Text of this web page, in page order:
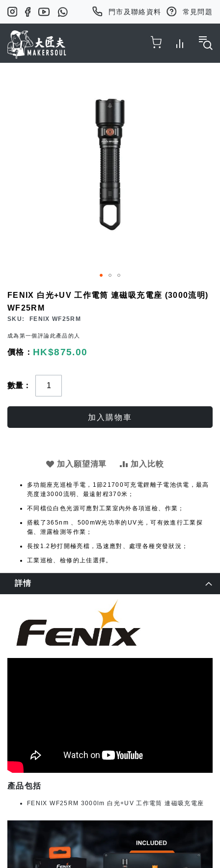
門市及聯絡資料 常見問題
FENIX 白光+UV 工作電筒 連磁吸充電座 (3000流明)
WF25RM
SKU FENIX WF25RM
成為第一個評論此產品的人
HK$875.00
數量
加入購物車
加入願望清單 加入比較
多功能座充巡檢手電，1節21700可充電鋰離子電池供電，最高
亮度達3000流明、最遠射程370米；
不同檔位白色光源可應對工業室內外各項巡檢、作業；
搭載了365nm 、500mW光功率的UV光，可有效進行工業探
傷、泄露檢測等作業；
長按1.2秒打開極亮檔，迅速應對、處理各種突發狀況；
工業巡檢、檢修的上佳選擇。
of
the
詳情
產品包括
FENIX WF25RM 3000lm 白光+UV 工作電筒 連磁吸充電座